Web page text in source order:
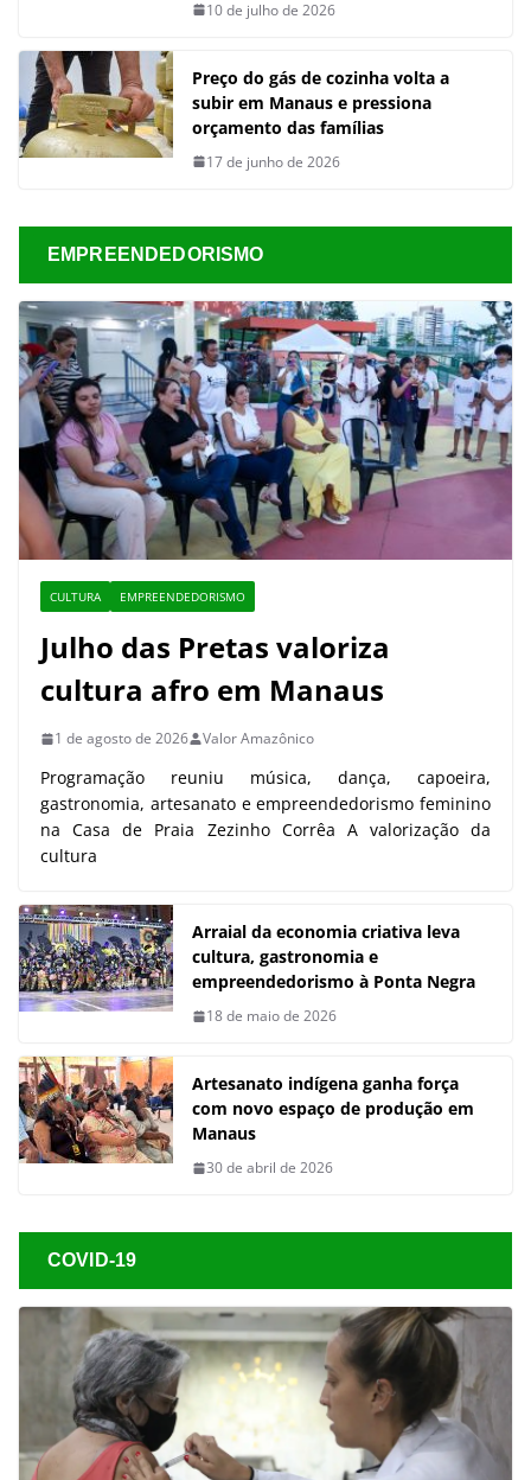
10 de julho de 2026
Preço do gás de cozinha volta a
subir em Manaus e pressiona
orçamento das famílias
17 de junho de 2026
EMPREENDEDORISMO
CULTURA EMPREENDEDORISMO
Julho das Pretas valoriza
cultura afro em Manaus
1 de agosto de 2026 Valor Amazônico
Programação reuniu música, dança, capoeira,
gastronomia, artesanato e empreendedorismo feminino
na Casa de Praia Zezinho Corrêa A valorização da
cultura
Arraial da economia criativa leva
cultura, gastronomia e
empreendedorismo à Ponta Negra
18 de maio de 2026
Artesanato indígena ganha força
com novo espaço de produção em
Manaus
30 de abril de 2026
COVID-19